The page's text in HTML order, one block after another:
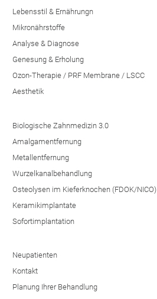
Lebensstil & Ernährungn
Mikronährstoffe
Analyse & Diagnose
Genesung & Erholung
Ozon-Therapie / PRF Membrane / LSCC
Aesthetik
Biologische Zahnmedizin 3.0
Amalgamentfernung
Metallentfernung
Wurzelkanalbehandlung
Osteolysen im Kieferknochen (FDOK/NICO)
Keramikimplantate
Sofortimplantation
Neupatienten
Kontakt
Planung Ihrer Behandlung